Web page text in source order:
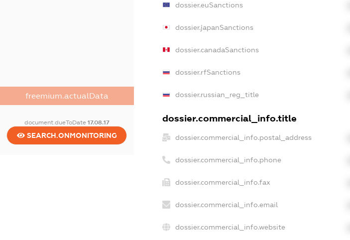
freemium.actualData
document.dueToDate 17.08.17
SEARCH.ONMONITORING
dossier.euSanctions
dossier.japanSanctions
dossier.canadaSanctions
dossier.rfSanctions
dossier.russian_reg_title
dossier.commercial_info.title
dossier.commercial_info.postal_address
dossier.commercial_info.phone
dossier.commercial_info.fax
dossier.commercial_info.email
dossier.commercial_info.website